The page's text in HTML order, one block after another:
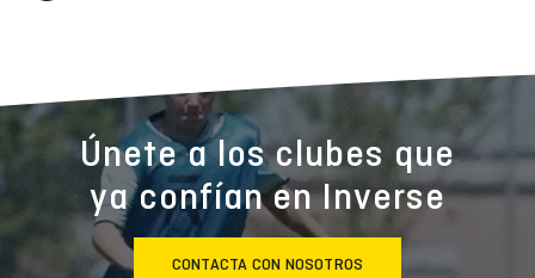
Únete a los clubes que
ya confían en Inverse
CONTACTA CON NOSOTROS